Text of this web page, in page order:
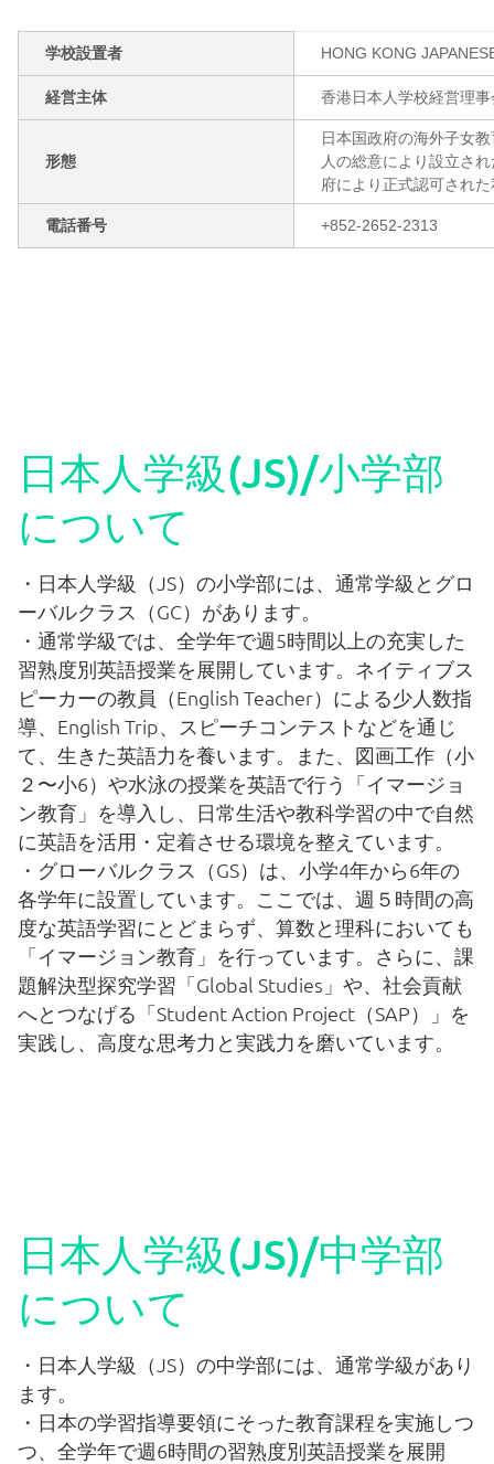
香港日本人学校とは
学校長あいさつ
事務局のご案内
各種ご案内
令和8年度（2026/2027）新小学1年生児童の募集
編入学生徒募集
納付金一覧
ビザ申請
学校設置者 HONG KONG
経営主体 香港日本人学校経営理事
形態
日本国政府の海外子女
人の総意により設立さ
府により正式認可され
電話番号 +852-2652-2313
日本人学級(JS)/小学部
について
・日本人学級（JS）の小学部には、通常学級とグロ
ーバルクラス（GC）があります。
・通常学級では、全学年で週5時間以上の充実した
習熟度別英語授業を展開しています。ネイティブス
ピーカーの教員（English Teacher）による少人数指
導、English Trip、スピーチコンテストなどを通じ
て、生きた英語力を養います。また、図画工作（小
２〜小6）や水泳の授業を英語で行う「イマージョ
ン教育」を導入し、日常生活や教科学習の中で自然
に英語を活用・定着させる環境を整えています。
・グローバルクラス（GS）は、小学4年から6年の
各学年に設置しています。ここでは、週５時間の高
度な英語学習にとどまらず、算数と理科においても
「イマージョン教育」を行っています。さらに、課
題解決型探究学習「Global Studies」や、社会貢献
へとつなげる「Student Action Project（SAP）」を
実践し、高度な思考力と実践力を磨いています。
日本人学級(JS)/中学部
について
・日本人学級（JS）の中学部には、通常学級があり
ます。
・日本の学習指導要領にそった教育課程を実施しつ
つ、全学年で週6時間の習熟度別英語授業を展開